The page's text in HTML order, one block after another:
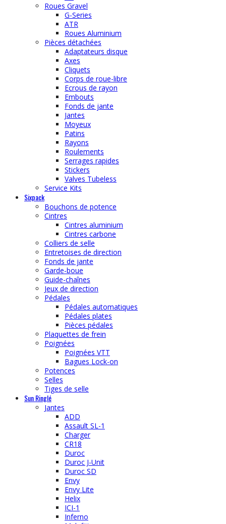
Roues Gravel
G-Series
ATR
Roues Aluminium
Pièces détachées
Adaptateurs disque
Axes
Cliquets
Corps de roue-libre
Ecrous de rayon
Embouts
Fonds de jante
Jantes
Moyeux
Patins
Rayons
Roulements
Serrages rapides
Stickers
Valves Tubeless
Service Kits
Sixpack
Bouchons de potence
Cintres
Cintres aluminium
Cintres carbone
Colliers de selle
Entretoises de direction
Fonds de jante
Garde-boue
Guide-chaînes
Jeux de direction
Pédales
Pédales automatiques
Pédales plates
Pièces pédales
Plaquettes de frein
Poignées
Poignées VTT
Bagues Lock-on
Potences
Selles
Tiges de selle
Sun Ringlé
Jantes
ADD
Assault SL-1
Charger
CR18
Duroc
Duroc J-Unit
Duroc SD
Envy
Envy Lite
Helix
ICI-1
Inferno